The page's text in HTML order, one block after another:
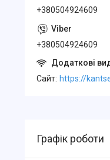
+380504924609
+380504924609
Cайт https://
Графік роботи